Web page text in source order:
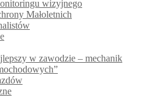
wizyjnego
Małoletnich
w zawodzie – mechanik